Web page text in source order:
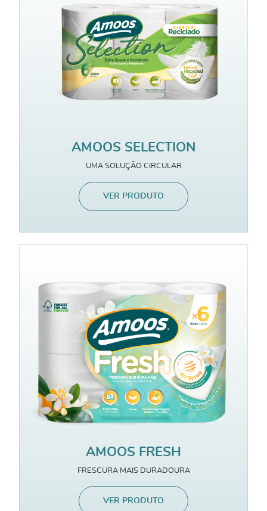
AMOOS SELECTION
UMA SOLUÇÃO CIRCULAR
VER PRODUTO
AMOOS FRESH
FRESCURA MAIS DURADOURA
VER PRODUTO